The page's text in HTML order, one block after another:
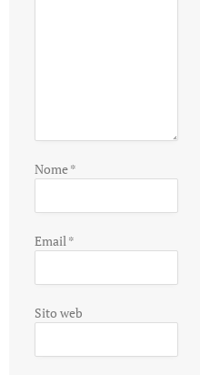
Nome*
Email*
Sito web